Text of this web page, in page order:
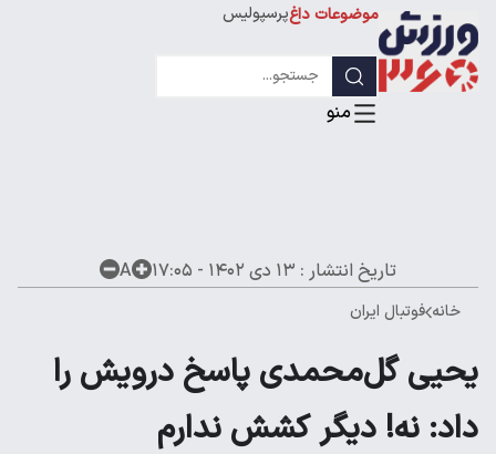
موضوعات داغپرسپولیس
لیگ قهرمانان
تاریخ انتشار : ۱۳ دی ۱۴۰۲ - ۱۷:۰۵ A
خانه فوتبال ایران
یحیی گل‌محمدی پاسخ درویش را
داد: نه! دیگر کشش ندارم